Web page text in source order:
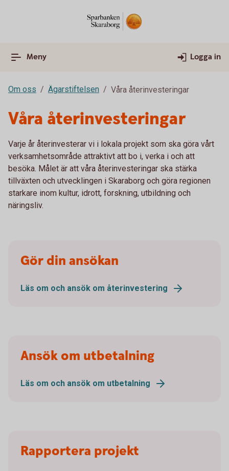
Meny Logga in
Om oss Ägarstiftelsen Våra återinvesteringar
Våra återinvesteringar
Varje år återinvesterar vi i lokala projekt som ska göra vårt
verksamhetsområde attraktivt att bo i, verka i och att
besöka. Målet är att våra återinvesteringar ska stärka
tillväxten och utvecklingen i Skaraborg och göra regionen
starkare inom kultur, idrott, forskning, utbildning och
näringsliv.
Gör din ansökan
Läs om och ansök om återinvestering
Ansök om utbetalning
Läs om och ansök om utbetalning
Rapportera projekt